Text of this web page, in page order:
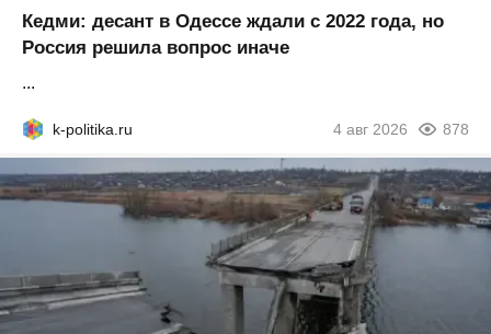
Кедми: десант в Одессе ждали с 2022 года, но
Россия решила вопрос иначе
...
k-politika.ru 4 авг 2026 878